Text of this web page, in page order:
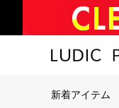
新着アイテム